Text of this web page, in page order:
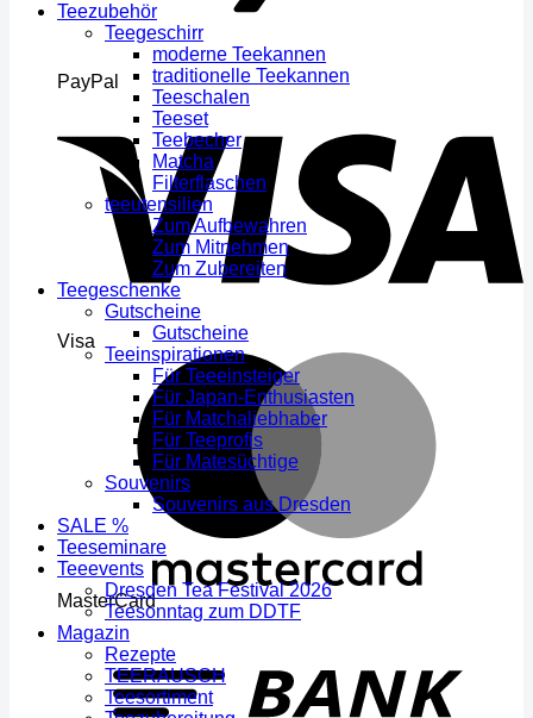
PayPal
Visa
MasterCard
Teezubehör
Teegeschirr
moderne Teekannen
traditionelle Teekannen
Teeschalen
Teeset
Teebecher
Matcha
Filterflaschen
teeutensilien
Zum Aufbewahren
Zum Mitnehmen
Zum Zubereiten
Teegeschenke
Gutscheine
Gutscheine
Teeinspirationen
Für Teeeinsteiger
Für Japan-Enthusiasten
Für Matchaliebhaber
Für Teeprofis
Für Matesüchtige
Souvenirs
Souvenirs aus Dresden
SALE %
Teeseminare
Teeevents
Dresden Tea Festival 2026
Teesonntag zum DDTF
Magazin
Rezepte
TEERAUSCH
Teesortiment